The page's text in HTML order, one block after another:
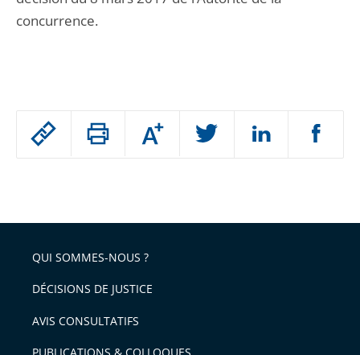
Passer
arriver
après
Augmenter
ou
l'article
pour
avant
concurrence.
QUI SOMMES-NOUS ?
DÉCISIONS DE JUSTICE
AVIS CONSULTATIFS